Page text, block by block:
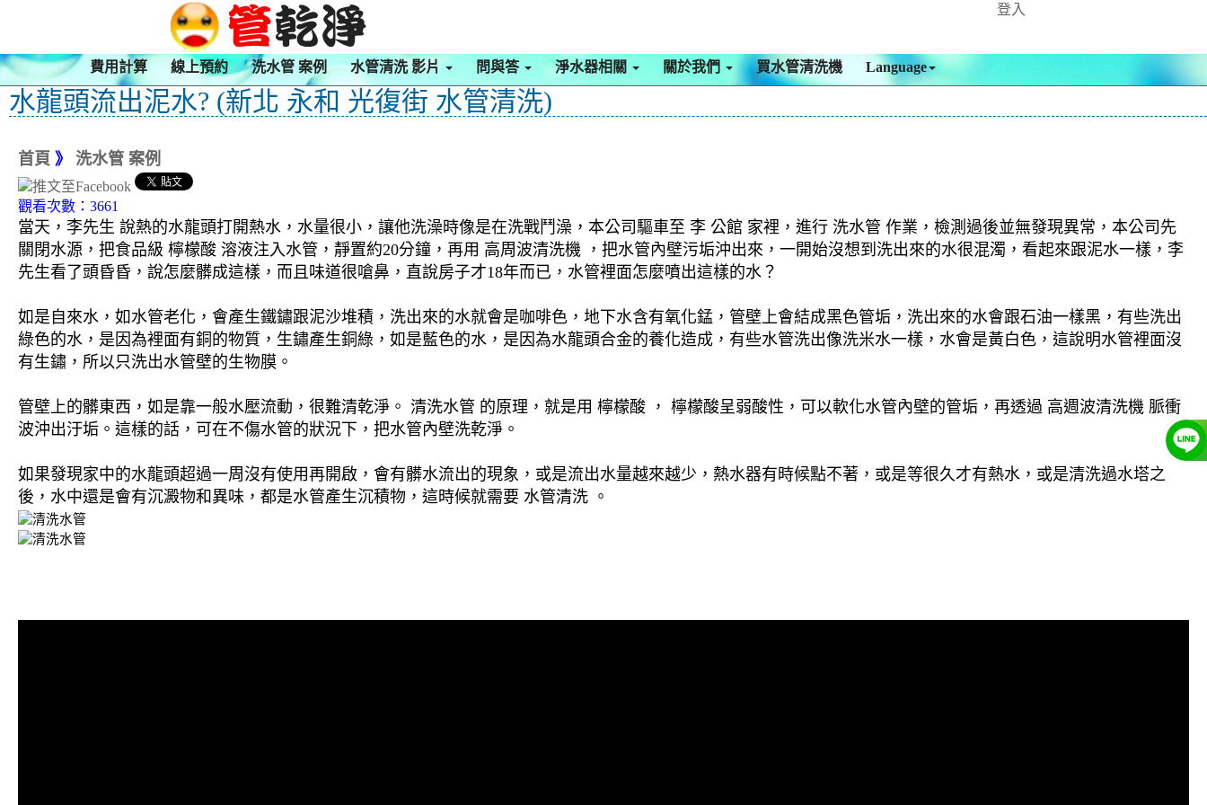
登入
費用計算 線上預約 洗水管 案例 水管清洗 影片 問與答 淨水器相關 關於我們 買水管清洗機 Language
水龍頭流出泥水? (新北 永和 光復街 水管清洗)
首頁 》 洗水管 案例
觀看次數：3661
當天，李先生 說熱的水龍頭打開熱水，水量很小，讓他洗澡時像是在洗戰鬥澡，本公司驅車至 李 公館 家裡，進行 洗水管 作業，檢測過後並無發現異常，本公司先
關閉水源，把食品級 檸檬酸 溶液注入水管，靜置約20分鐘，再用 高周波清洗機 ，把水管內壁污垢沖出來，一開始沒想到洗出來的水很混濁，看起來跟泥水一樣，李
先生看了頭昏昏，說怎麼髒成這樣，而且味道很嗆鼻，直說房子才18年而已，水管裡面怎麼噴出這樣的水？
如是自來水，如水管老化，會產生鐵鏽跟泥沙堆積，洗出來的水就會是咖啡色，地下水含有氧化錳，管壁上會結成黑色管垢，洗出來的水會跟石油一樣黑，有些洗出
綠色的水，是因為裡面有銅的物質，生鏽產生銅綠，如是藍色的水，是因為水龍頭合金的養化造成，有些水管洗出像洗米水一樣，水會是黃白色，這說明水管裡面沒
有生鏽，所以只洗出水管壁的生物膜。
管壁上的髒東西，如是靠一般水壓流動，很難清乾淨。 清洗水管 的原理，就是用 檸檬酸 ， 檸檬酸呈弱酸性，可以軟化水管內壁的管垢，再透過 高週波清洗機 脈衝
波沖出汙垢。這樣的話，可在不傷水管的狀況下，把水管內壁洗乾淨。
如果發現家中的水龍頭超過一周沒有使用再開啟，會有髒水流出的現象，或是流出水量越來越少，熱水器有時候點不著，或是等很久才有熱水，或是清洗過水塔之
後，水中還是會有沉澱物和異味，都是水管產生沉積物，這時候就需要 水管清洗 。